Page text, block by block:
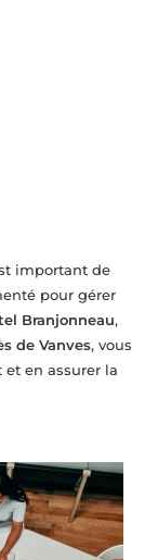
important de
pour gérer
Branjonneau,
de Vanves, vous
en assurer la